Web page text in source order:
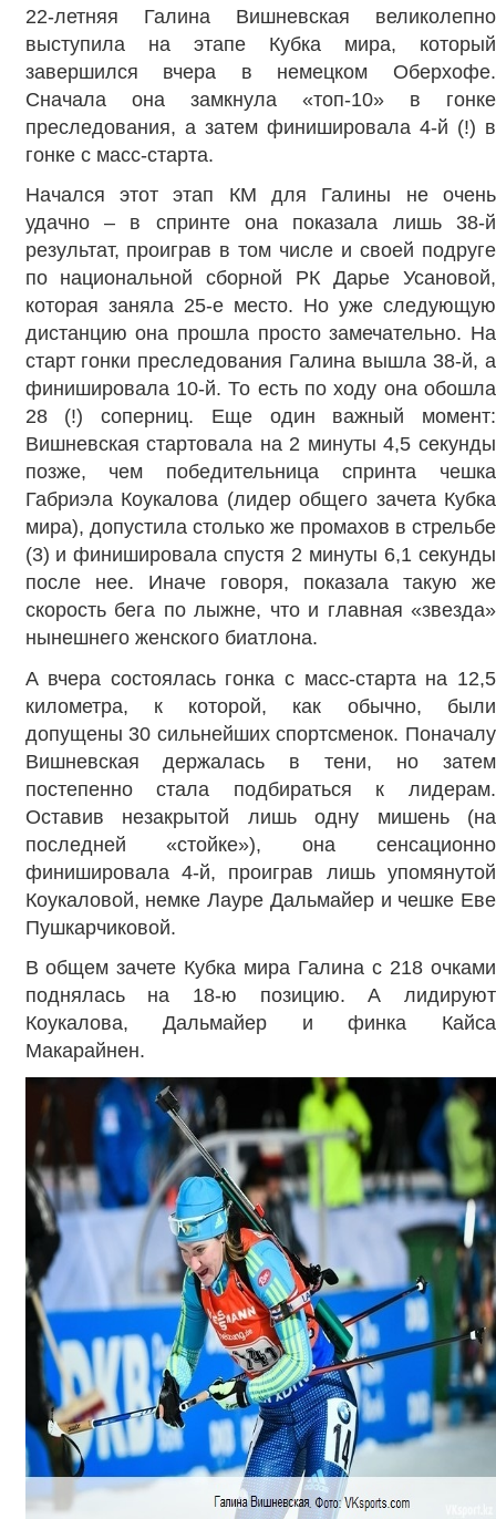
22-летняя Галина Вишневская великолепно
выступила на этапе Кубка мира, который
завершился вчера в немецком Оберхофе.
Сначала она замкнула «топ-10» в гонке
преследования, а затем финишировала 4-й (!) в
гонке с масс-старта.
Начался этот этап КМ для Галины не очень
удачно – в спринте она показала лишь 38-й
результат, проиграв в том числе и своей подруге
по национальной сборной РК Дарье Усановой,
которая заняла 25-е место. Но уже следующую
дистанцию она прошла просто замечательно. На
старт гонки преследования Галина вышла 38-й, а
финишировала 10-й. То есть по ходу она обошла
28 (!) соперниц. Еще один важный момент:
Вишневская стартовала на 2 минуты 4,5 секунды
позже, чем победительница спринта чешка
Габриэла Коукалова (лидер общего зачета Кубка
мира), допустила столько же промахов в стрельбе
(3) и финишировала спустя 2 минуты 6,1 секунды
после нее. Иначе говоря, показала такую же
скорость бега по лыжне, что и главная «звезда»
нынешнего женского биатлона.
А вчера состоялась гонка с масс-старта на 12,5
километра, к которой, как обычно, были
допущены 30 сильнейших спортсменок. Поначалу
Вишневская держалась в тени, но затем
постепенно стала подбираться к лидерам.
Оставив незакрытой лишь одну мишень (на
последней «стойке»), она сенсационно
финишировала 4-й, проиграв лишь упомянутой
Коукаловой, немке Лауре Дальмайер и чешке Еве
Пушкарчиковой.
В общем зачете Кубка мира Галина с 218 очками
поднялась на 18-ю позицию. А лидируют
Коукалова, Дальмайер и финка Кайса
Макарайнен.